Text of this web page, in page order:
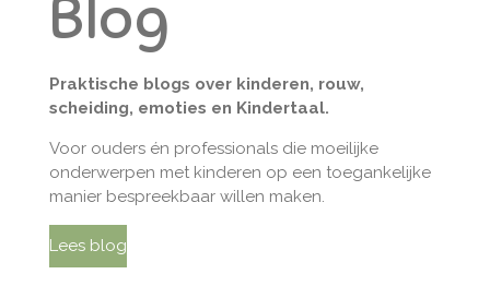
Blog
Praktische blogs over kinderen, rouw,
scheiding, emoties en Kindertaal.
Voor ouders én professionals die moeilijke
onderwerpen met kinderen op een toegankelijke
manier bespreekbaar willen maken.
Lees blog